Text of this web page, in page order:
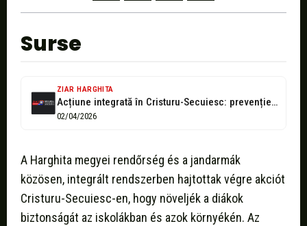
Surse
ZIAR HARGHITA
Acțiune integrată în Cristuru-Secuiesc: prevenție, controale și supraveghere în zona școlilor
02/04/2026
A Harghita megyei rendőrség és a jandarmák
közösen, integrált rendszerben hajtottak végre akciót
Cristuru-Secuiesc-en, hogy növeljék a diákok
biztonságát az iskolákban és azok környékén. Az